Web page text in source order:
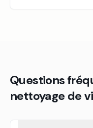
Questions
nettoyage de